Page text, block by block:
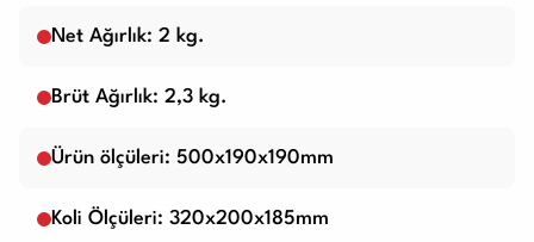
Net Ağırlık: 2 kg.
Brüt Ağırlık: 2,3 kg.
Ürün ölçüleri: 500x190x190mm
Koli Ölçüleri: 320x200x185mm